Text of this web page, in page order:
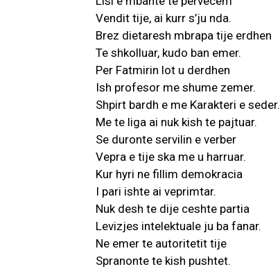
Vendit tije, ai kurr s’ju nda.
Brez dietaresh mbrapa tije erdhen
Te shkolluar, kudo ban emer.
Per Fatmirin lot u derdhen
Ish profesor me shume zemer.
Shpirt bardh e me Karakteri e seder.
Me te liga ai nuk kish te pajtuar.
Se duronte servilin e verber
Vepra e tije ska me u harruar.
Kur hyri ne fillim demokracia
I pari ishte ai veprimtar.
Nuk desh te dije ceshte partia
Levizjes intelektuale ju ba fanar.
Ne emer te autoritetit tije
Spranonte te kish pushtet.